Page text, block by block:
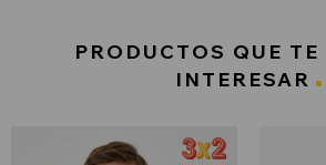
PRODUCTOS QUE TE
INTERESAR